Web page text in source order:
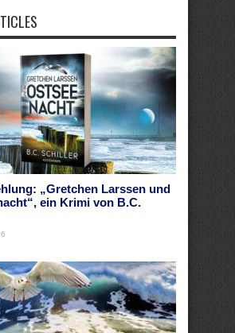
„Gretchen Larssen und
ein Krimi von B.C.